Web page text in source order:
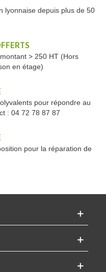
lyonnaise depuis plus de 50
> 250 HT (Hors
en étage)
pour répondre au
: 04 72 78 87 87
pour la réparation de